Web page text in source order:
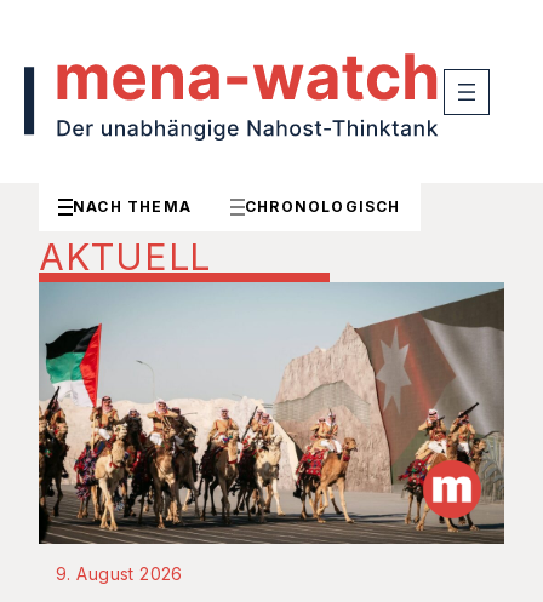
NACH THEMA CHRONOLOGISCH
AKTUELL
9. August 2026